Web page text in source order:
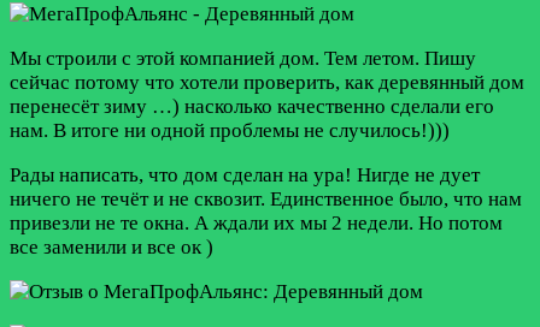
Мы строили с этой компанией дом. Тем летом. Пишу
сейчас потому что хотели проверить, как деревянный дом
перенесёт зиму …) насколько качественно сделали его
нам. В итоге ни одной проблемы не случилось!)))
Рады написать, что дом сделан на ура! Нигде не дует
ничего не течёт и не сквозит. Единственное было, что нам
привезли не те окна. А ждали их мы 2 недели. Но потом
все заменили и все ок )